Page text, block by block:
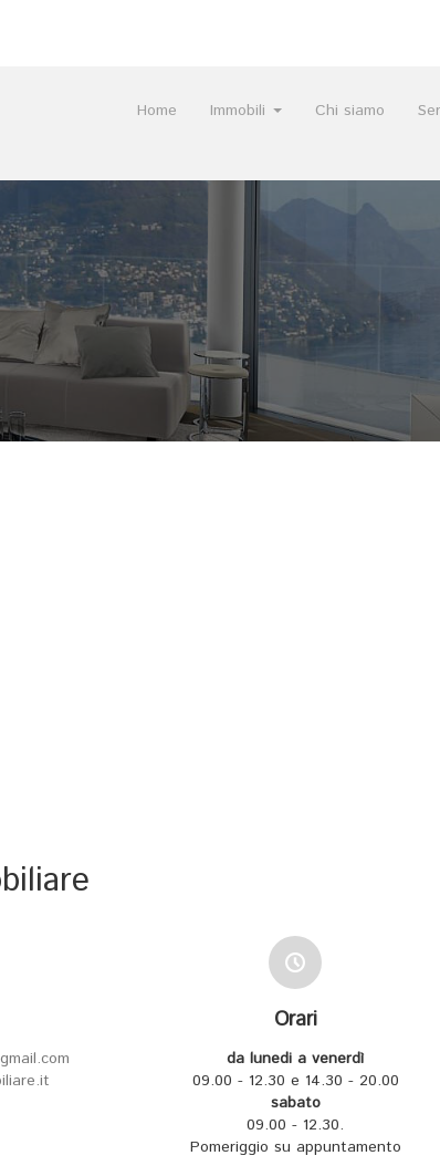
Home Immobili Chi siamo
Orari
da lunedi a venerdì
09.00 - 12.30 e 14.30 - 20.00
sabato
09.00 - 12.30.
Pomeriggio su appuntamento